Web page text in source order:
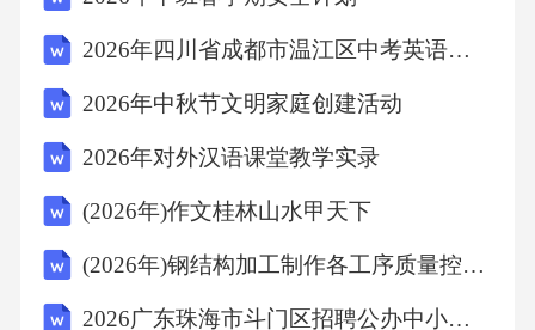
厅、餐馆等场所。三、消毒流程1.餐具接收与分
类-详细描述餐具进入餐厅后的初步整理与分类
过程。-强调对破损、污渍严重的餐具进行筛选
与特殊处理。2.清洗-规定使用清洁剂的类型与
使用方法。-描述清洗过程的步骤，如浸泡、刷
洗等。-强调清洗的重要性以及不彻底清洗对消
毒效果的影响。3.消毒-分别介绍物理消毒（如
2026年四川省成都市温江区中考英语适应性试卷(含详细答案解析)
2026年中秋节文明家庭创建活动
2026年对外汉语课堂教学实录
(2026年)作文桂林山水甲天下
(2026年)钢结构加工制作各工序质量控制标准
2026广东珠海市斗门区招聘公办中小学教师134人（编制）考试参考试题及答案解析